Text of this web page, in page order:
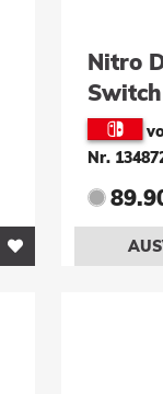
Nitro
Nr.